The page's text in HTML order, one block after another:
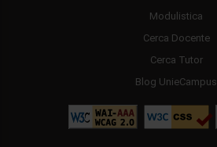
Modulistica
Cerca Docente
Cerca Tutor
Blog UnieCampus